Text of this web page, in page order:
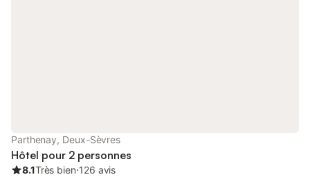
Parthenay, Deux-Sèvres
Hôtel pour 2 personnes
8.1Très bien⋅126 avis